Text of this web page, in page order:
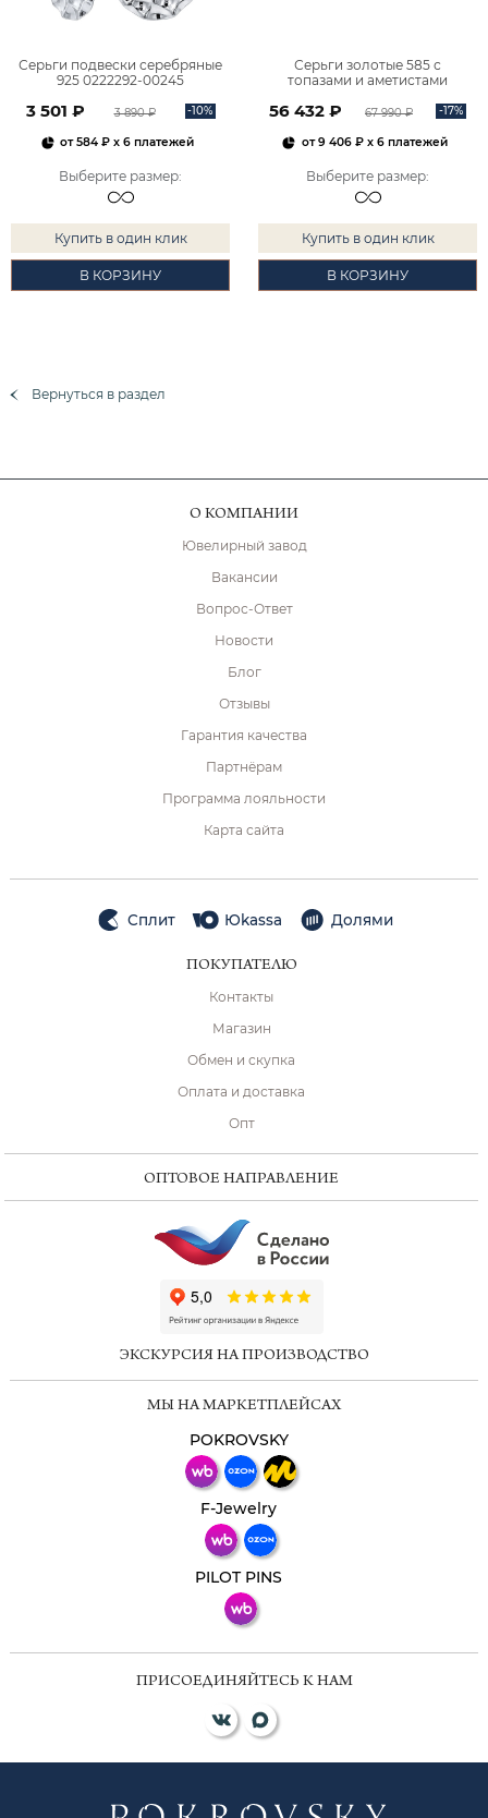
Серьги подвески серебряные
925 0222292-00245
3 501 ₽ 3 890 ₽ -10%
от584 ₽ x 6 платежей
Выберите размер:
Купить в один клик
В КОРЗИНУ
Серьги золотые 585 с
топазами и аметистами
56 432 ₽ 67 990 ₽ -17%
от9 406 ₽x 6 платежей
Выберите размер:
Купить в один клик
В КОРЗИНУ
Вернуться в раздел
О КОМПАНИИ
Ювелирный завод
Вакансии
Вопрос-Ответ
Новости
Блог
Отзывы
Гарантия качества
Партнёрам
Программа лояльности
Карта сайта
Сплит Юkassa Долями
ПОКУПАТЕЛЮ
Контакты
Магазин
Обмен и скупка
Оплата и доставка
Опт
ОПТОВОЕ НАПРАВЛЕНИЕ
ЭКСКУРСИЯ НА ПРОИЗВОДСТВО
МЫ НА МАРКЕТПЛЕЙСАХ
POKROVSKY
F-Jewelry
PILOT PINS
ПРИСОЕДИНЯЙТЕСЬ К НАМ